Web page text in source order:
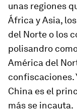
unas regiones
África y Asia,
del Norte o los
polisandro
América del
confiscaciones.
China es el
más se incauta.